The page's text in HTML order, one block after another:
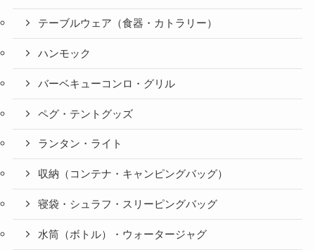
テーブルウェア（食器・カトラリー）
ハンモック
バーベキューコンロ・グリル
ペグ・テントグッズ
ランタン・ライト
収納（コンテナ・キャンピングバッグ）
寝袋・シュラフ・スリーピングバッグ
水筒（ボトル）・ウォータージャグ